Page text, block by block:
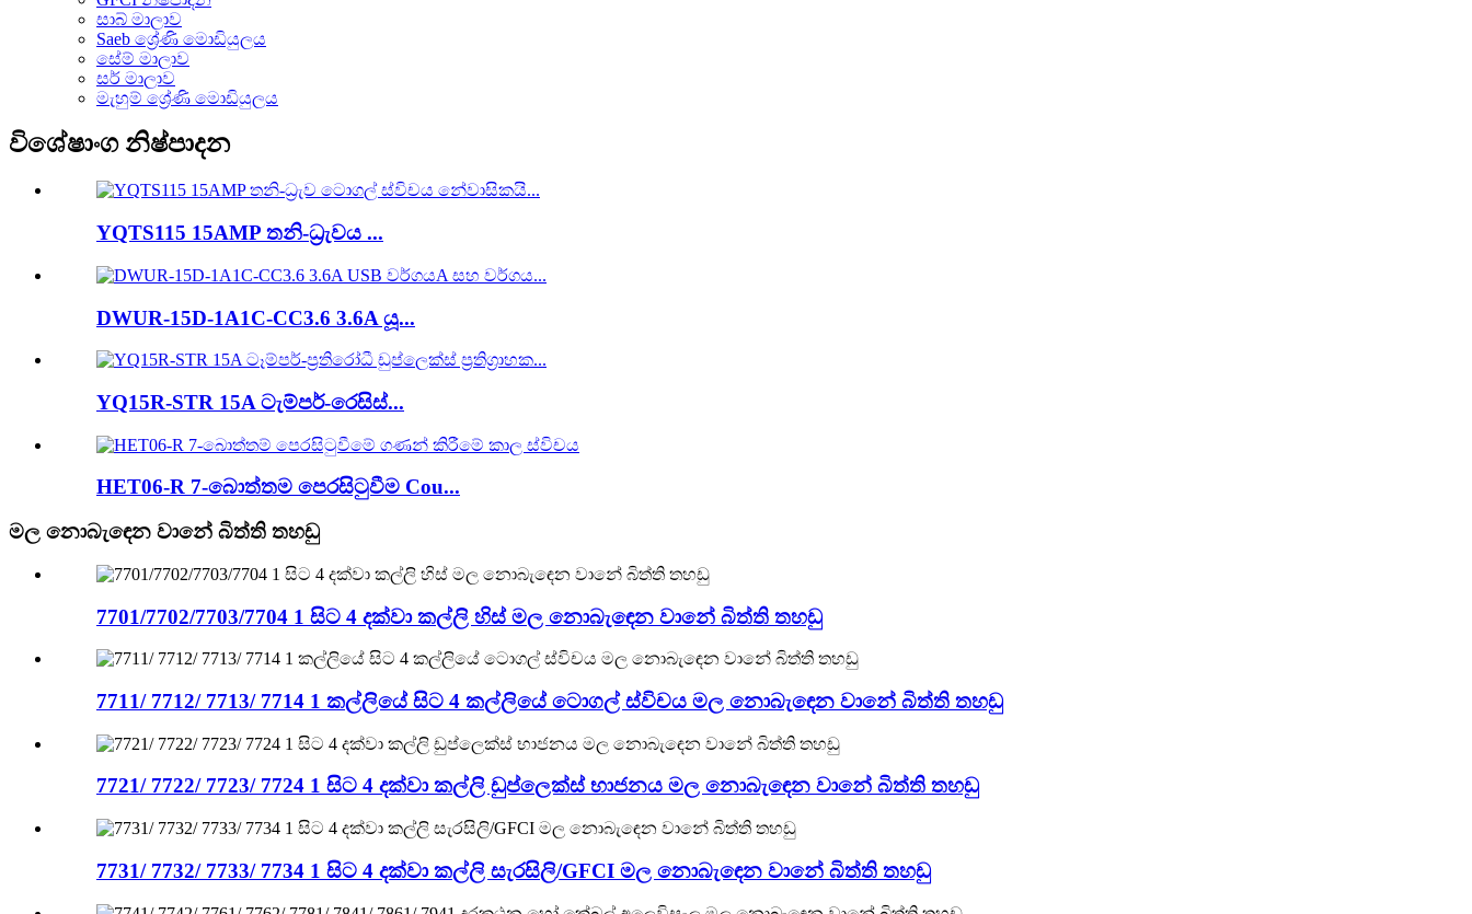
සාබ් මාලාව
Saeb ශ්‍රේණි මොඩියුලය
සේම් මාලාව
සර් මාලාව
මැහුම් ශ්‍රේණි මොඩියුලය
විශේෂාංග නිෂ්පාදන
YQTS115 15AMP තනි-ධ්‍රැවය ...
DWUR-15D-1A1C-CC3.6 3.6A යූ...
YQ15R-STR 15A ටැම්පර්-රෙසිස්...
HET06-R 7-බොත්තම පෙරසිටුවීම Cou...
මල නොබැඳෙන වානේ බිත්ති තහඩු
7701/7702/7703/7704 1 සිට 4 දක්වා කල්ලි හිස් මල නොබැඳෙන වානේ බිත්ති තහඩු
7711/ 7712/ 7713/ 7714 1 කල්ලියේ සිට 4 කල්ලියේ ටොගල් ස්විචය මල නොබැඳෙන වානේ බිත්ති තහඩු
7721/ 7722/ 7723/ 7724 1 සිට 4 දක්වා කල්ලි ඩුප්ලෙක්ස් භාජනය මල නොබැඳෙන වානේ බිත්ති තහඩු
7731/ 7732/ 7733/ 7734 1 සිට 4 දක්වා කල්ලි සැරසිලි/GFCI මල නොබැඳෙන වානේ බිත්ති තහඩු